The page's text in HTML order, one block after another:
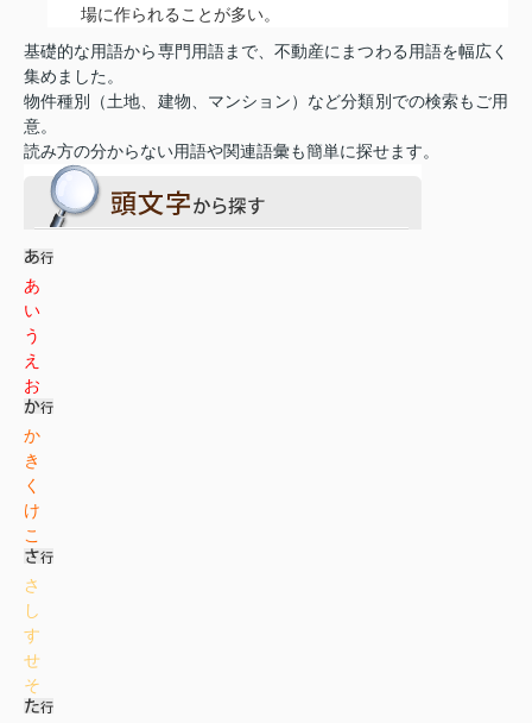
場に作られることが多い。
基礎的な用語から専門用語まで、不動産にまつわる用語を幅広く
集めました。
物件種別（土地、建物、マンション）など分類別での検索もご用
意。
読み方の分からない用語や関連語彙も簡単に探せます。
あ
い
う
え
お
か
き
く
け
こ
さ
し
す
せ
そ